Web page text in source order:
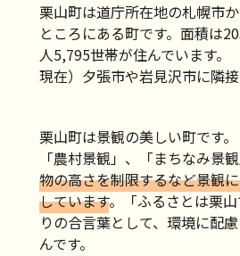
栗山町は道庁所在地の札幌市
ところにある町です。面積は
人5,795世帯が住んでいます。
現在）夕張市や岩見沢市に隣接
栗山町は景観の美しい町です
「農村景観」、「まちなみ景
物の高さを制限するなど景観
しています。「ふるさとは栗
りの合言葉として、環境に配
んです。